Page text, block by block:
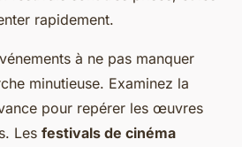
rapidement.
à ne pas manquer
minutieuse. Examinez la
pour repérer les œuvres
Les festivals de cinéma